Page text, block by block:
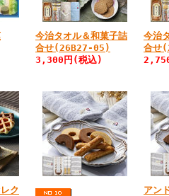
今治タオル＆和菓子詰
合せ(26B27-05)
3,300円 (税込)
今治
合せ
ク
アン